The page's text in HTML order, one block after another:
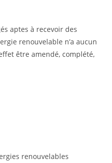
aptes à recevoir des
renouvelable n’a aucun
être amendé, complété,
renouvelables